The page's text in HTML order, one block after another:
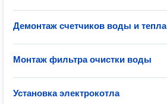
Демонтаж счетчиков воды и тепла
Монтаж фильтра очистки воды
Установка электрокотла